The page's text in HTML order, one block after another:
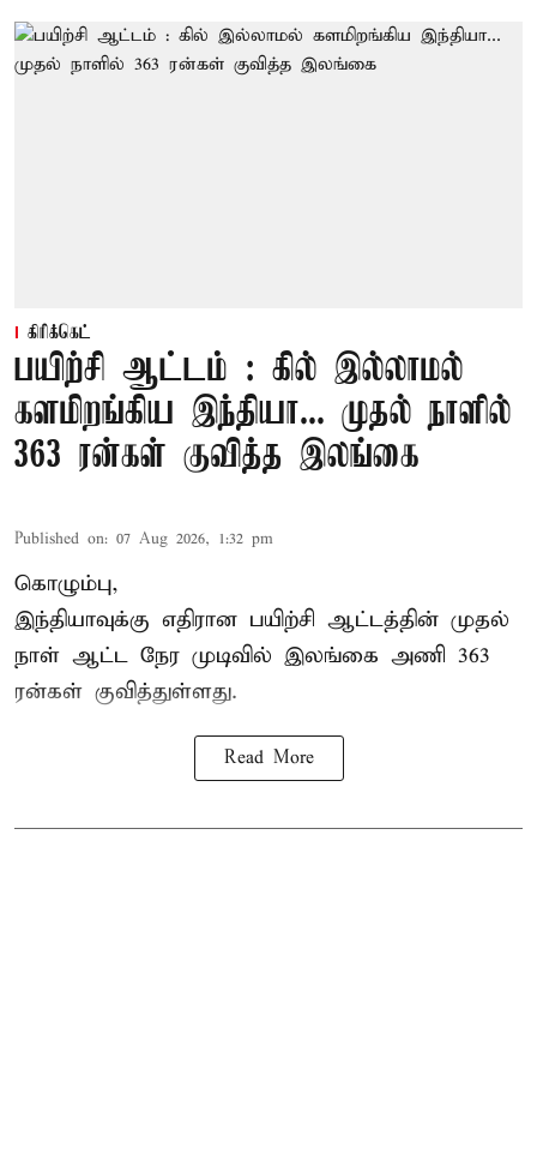
கிரிக்கெட்
பயிற்சி ஆட்டம் : கில் இல்லாமல்
களமிறங்கிய இந்தியா... முதல் நாளில்
363 ரன்கள் குவித்த இலங்கை
Published on: 07 Aug 2026, 1:32 pm
கொழும்பு,
இந்தியாவுக்கு எதிரான பயிற்சி ஆட்டத்தின் முதல்
நாள் ஆட்ட நேர முடிவில் இலங்கை அணி 363
ரன்கள் குவித்துள்ளது.
Read More